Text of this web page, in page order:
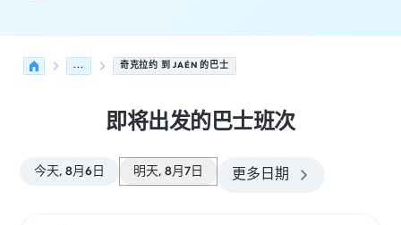
... 奇克拉约 到 JAÉN 的巴士
即将出发的巴士班次
今天, 8月6日 明天, 8月7日 更多日期